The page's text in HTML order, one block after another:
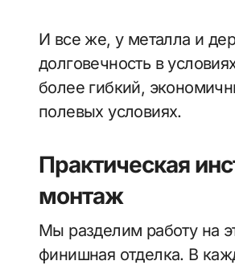
И все же, у металлa и
долговечность в
более гибкий,
полевых условиях.
Практическая
монтаж
Мы разделим работу на
финишная отделка. В